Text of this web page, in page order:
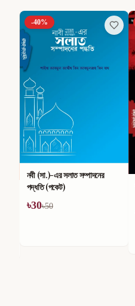
-40%
নবী (সা.)-এর সলাত সম্পাদনের
পদ্ধতি (পকেট)
৳30৳50